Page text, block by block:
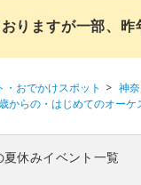
りますが一部、昨
おでかけスポット
神
からの・はじめてのオー
休みイベント一覧